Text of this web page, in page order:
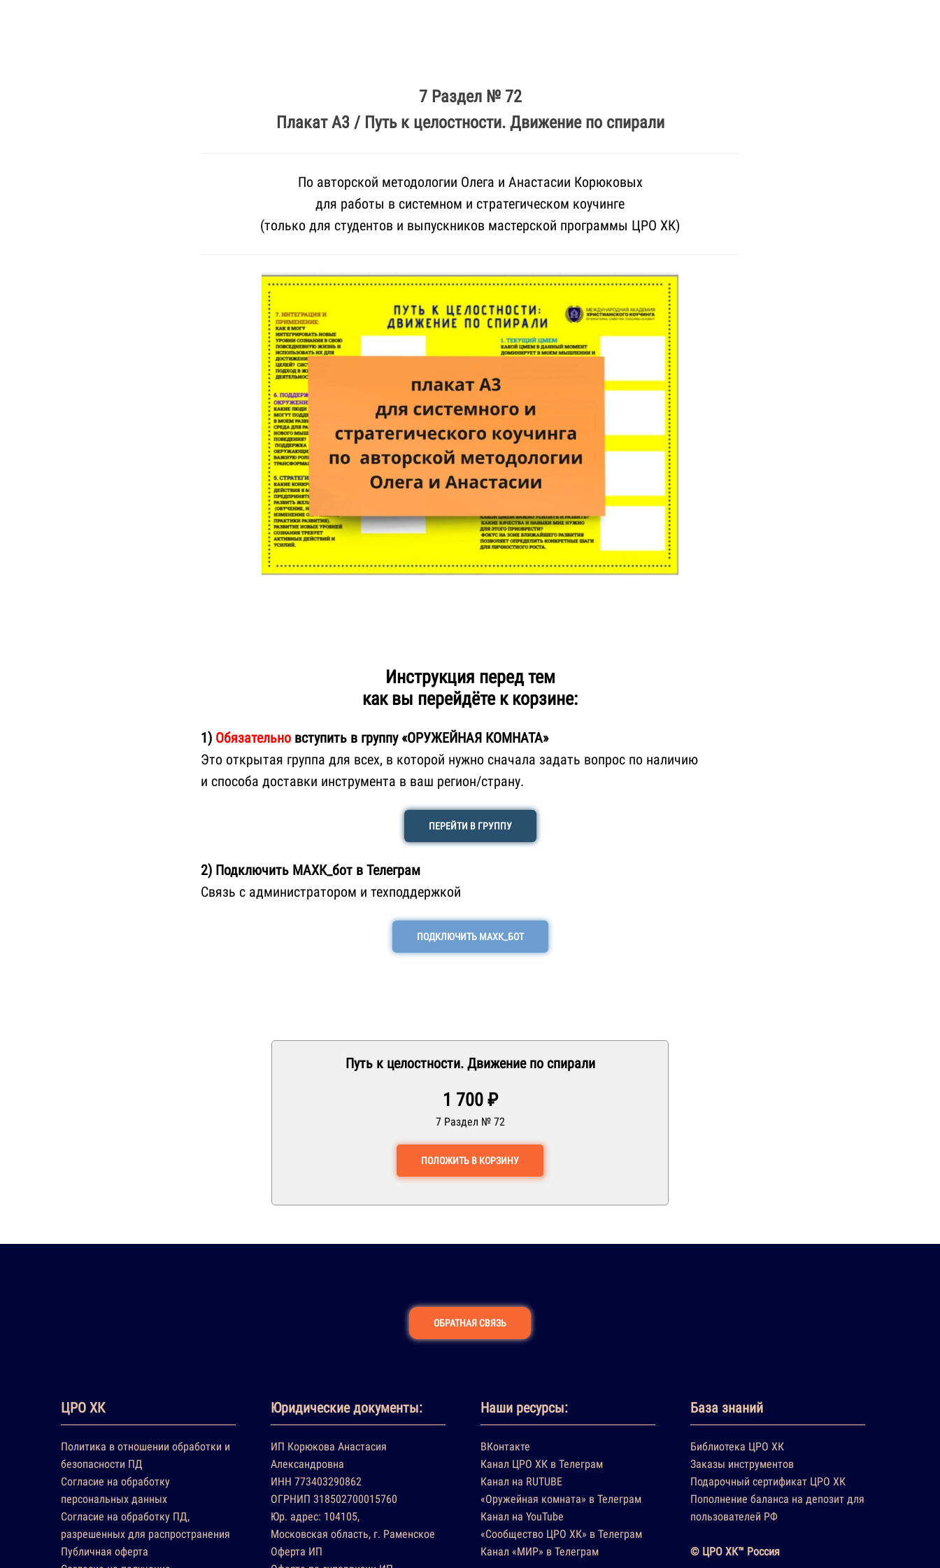
7 Раздел № 72
Плакат А3 / Путь к целостности. Движение по спирали
По авторской методологии Олега и Анастасии Корюковых
для работы в системном и стратегическом коучинге
(только для студентов и выпускников мастерской программы ЦРО ХК)
Инструкция перед тем
как вы перейдёте к корзине:
1) Обязательно вступить в группу «ОРУЖЕЙНАЯ КОМНАТА»
Это открытая группа для всех, в которой нужно сначала задать вопрос по наличию
и способа доставки инструмента в ваш регион/страну.
ПЕРЕЙТИ В ГРУППУ
2) Подключить МАХК_бот в Телеграм
Связь с администратором и техподдержкой
ПОДКЛЮЧИТЬ МАХК_БОТ
Путь к целостности. Движение по спирали
1 700 ₽
7 Раздел № 72
ПОЛОЖИТЬ В КОРЗИНУ
ОБРАТНАЯ СВЯЗЬ
ЦРО ХК
Политика в отношении обработки и
безопасности ПД
Согласие на обработку
персональных данных
Согласие на обработку ПД,
разрешенных для распространения
Публичная оферта
Юридические документы:
ИП Корюкова Анастасия
Александровна
ИНН 773403290862
ОГРНИП 318502700015760
Юр. адрес: 104105,
Московская область, г. Раменское
Оферта ИП
Наши ресурсы:
ВКонтакте
Канал ЦРО ХК в Телеграм
Канал на RUTUBE
«Оружейная комната» в Телеграм
Канал на YouTube
«Сообщество ЦРО ХК» в Телеграм
Канал «МИР» в Телеграм
База знаний
Библиотека ЦРО ХК
Заказы инструментов
Подарочный сертификат ЦРО ХК
Пополнение баланса на депозит для
пользователей РФ
© ЦРО ХК™ Россия